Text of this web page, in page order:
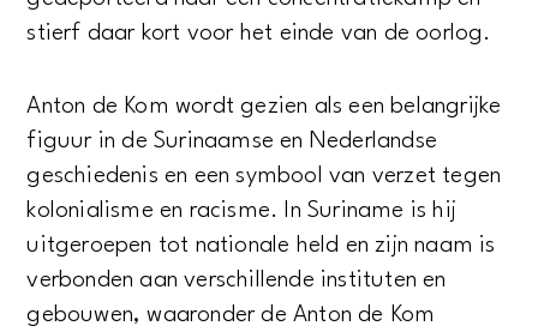
stierf daar kort voor het einde van de oorlog.
Anton de Kom wordt gezien als een belangrijke
figuur in de Surinaamse en Nederlandse
geschiedenis en een symbool van verzet tegen
kolonialisme en racisme. In Suriname is hij
uitgeroepen tot nationale held en zijn naam is
verbonden aan verschillende instituten en
gebouwen, waaronder de Anton de Kom